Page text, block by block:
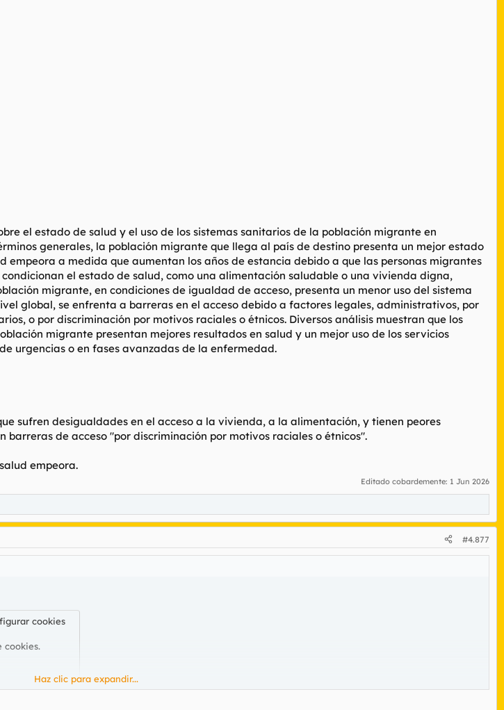
el estado de salud y el uso de los sistemas sanitarios de la población migrante en
generales, la población migrante que llega al país de destino presenta un mejor estado
empeora a medida que aumentan los años de estancia debido a que las personas migrantes
el estado de salud, como una alimentación saludable o una vivienda digna,
migrante, en condiciones de igualdad de acceso, presenta un menor uso del sistema
global, se enfrenta a barreras en el acceso debido a factores legales, administrativos, por
o por discriminación por motivos raciales o étnicos. Diversos análisis muestran que los
migrante presentan mejores resultados en salud y un mejor uso de los servicios
urgencias o en fases avanzadas de la enfermedad.
sufren desigualdades en el acceso a la vivienda, a la alimentación, y tienen peores
de acceso "por discriminación por motivos raciales o étnicos".
empeora.
Editado cobardemente: 1 Jun 2026
#4.877
cookies
cookies.
Haz clic para expandir...